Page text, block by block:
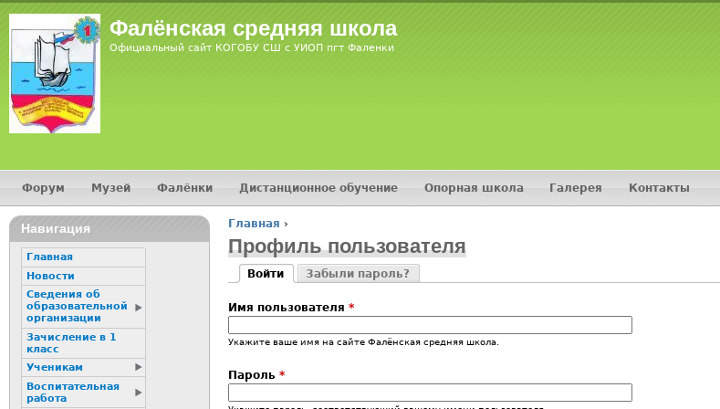
Фалёнская средняя школа
Официальный сайт КОГОБУ СШ с УИОП пгт Фаленки
Вы здесь
Главная ›
Профиль пользователя
Главные вкладки
Войти
Забыли пароль?
Имя пользователя *
Укажите ваше имя на сайте Фалёнская средняя школа.
Пароль *
Главное меню
Форум Музей Фалёнки Дистанционное обучение Опорная школа Галерея Контакты
Навигация
Главная
Новости
Сведения об
образовательной
организации
Зачисление в 1
класс
Ученикам
Воспитательная
работа